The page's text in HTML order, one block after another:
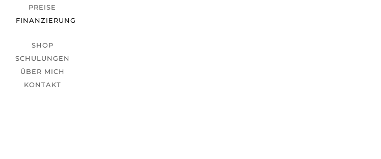
PREISE
FINANZIERUNG
SHOP
SCHULUNGEN
ÜBER MICH
KONTAKT